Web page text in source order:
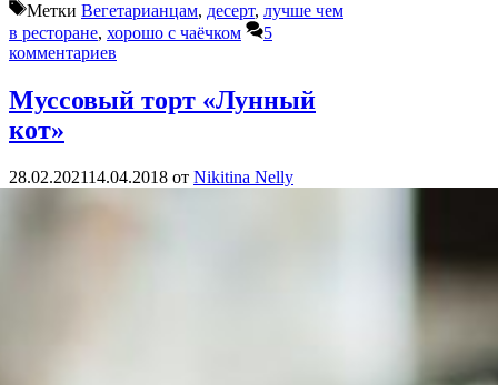
Метки Вегетарианцам, десерт, лучше чем
в ресторане, хорошо с чаёчком
5
комментариев
Муссовый торт «Лунный
кот»
28.02.202114.04.2018 от Nikitina Nelly